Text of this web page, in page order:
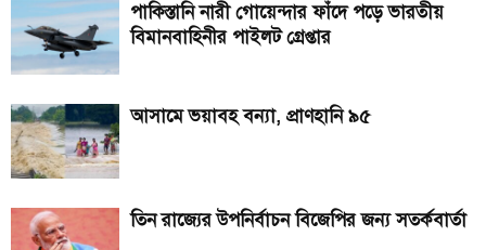
পাকিস্তানি নারী গোয়েন্দার ফাঁদে পড়ে ভারতীয়
বিমানবাহিনীর পাইলট গ্রেপ্তার
আসামে ভয়াবহ বন্যা, প্রাণহানি ৯৫
তিন রাজ্যের উপনির্বাচন বিজেপির জন্য সতর্কবার্তা